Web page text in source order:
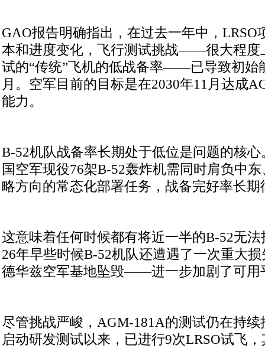
GAO报告明确指出，在过去一年中，LRSO
本和进度变化，飞行测试挑战——很大程度
试的“传统”飞机的低战备率——已导致初始
月。空军目前的目标是在2030年11月达成
能力。
B-52机队战备率长期处于低位是问题的核
国空军现役76架B-52轰炸机需同时肩负中
略方向的常态化部署任务，战备完好率长期
这意味着任何时候都有将近一半的B-52无
26年早些时候B-52机队还遭遇了一次重大
德华兹空军基地坠毁——进一步加剧了可用
尽管挑战严峻，AGM-181A的测试仍在持续
启动研发测试以来，已进行9次LRSO试飞